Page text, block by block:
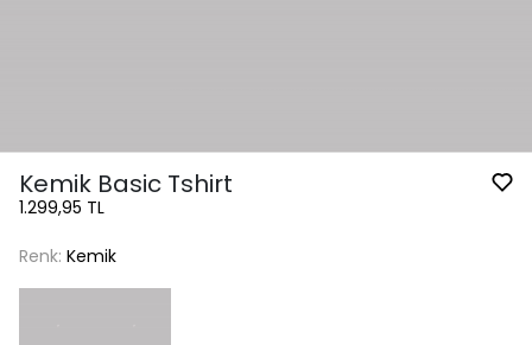
Kemik Basic Tshirt
1.299,95 TL
Renk: Kemik